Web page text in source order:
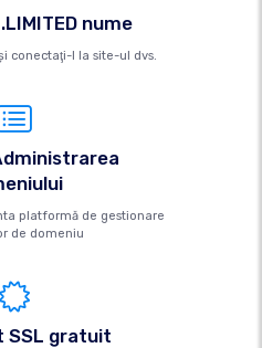
nume
conectaţi-l la site-ul dvs.
platformă de gestionare
de domeniu
SSL gratuit